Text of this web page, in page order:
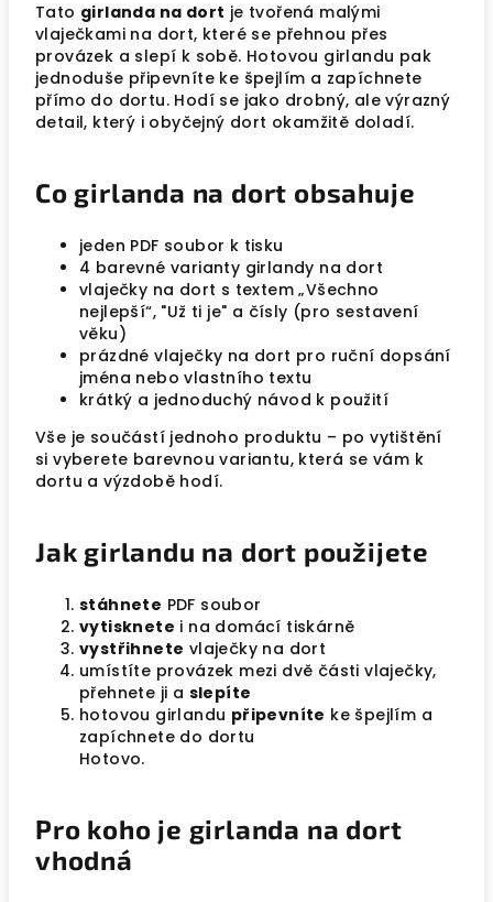
Tato girlanda na dort je tvořená malými
vlaječkami na dort, které se přehnou přes
provázek a slepí k sobě. Hotovou girlandu pak
jednoduše připevníte ke špejlím a zapíchnete
přímo do dortu. Hodí se jako drobný, ale výrazný
detail, který i obyčejný dort okamžitě doladí.
Co girlanda na dort obsahuje
jeden PDF soubor k tisku
4 barevné varianty girlandy na dort
vlaječky na dort s textem „Všechno
nejlepší“, "Už ti je" a čísly (pro sestavení
věku)
prázdné vlaječky na dort pro ruční dopsání
jména nebo vlastního textu
krátký a jednoduchý návod k použití
Vše je součástí jednoho produktu – po vytištění
si vyberete barevnou variantu, která se vám k
dortu a výzdobě hodí.
Jak girlandu na dort použijete
stáhnete PDF soubor
vytisknete i na domácí tiskárně
vystřihnete vlaječky na dort
umístíte provázek mezi dvě části vlaječky,
přehnete ji a slepíte
hotovou girlandu připevníte ke špejlím a
zapíchnete do dortu
Hotovo.
Pro koho je girlanda na dort
vhodná